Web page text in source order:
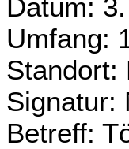
Datum:
Umfang:
Standort:
Signatur:
Betreff: